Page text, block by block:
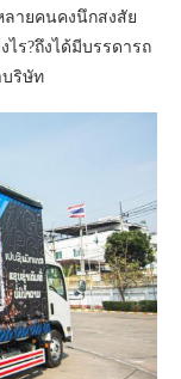
ายคนคงนึกสงสัย
ไร?ถึงได้มีบรรดารถ
บริษัท